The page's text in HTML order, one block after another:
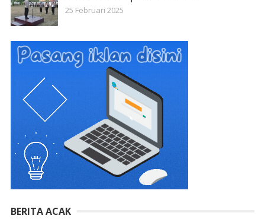
25 Februari 2025
BERITA ACAK